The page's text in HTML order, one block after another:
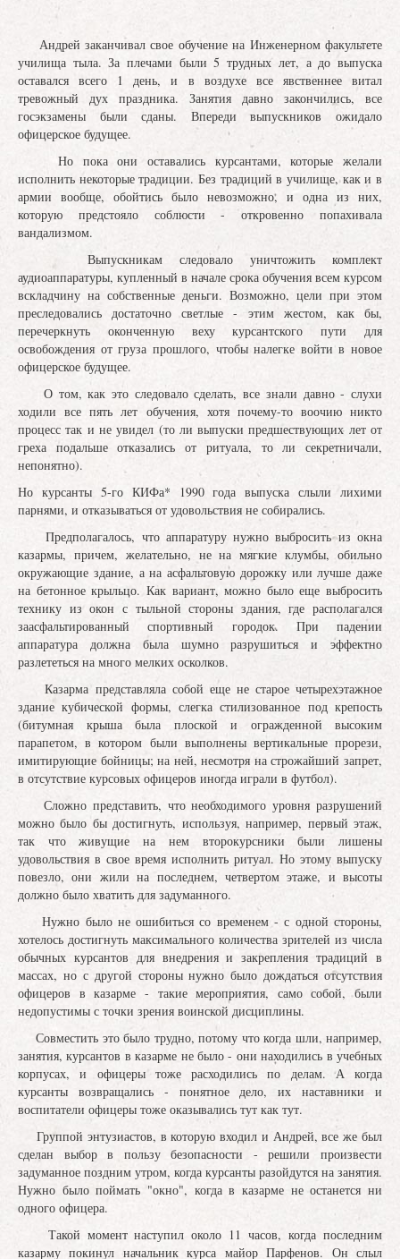
Андрей заканчивал свое обучение на Инженерном факультете
училища тыла. За плечами были 5 трудных лет, а до выпуска
оставался всего 1 день, и в воздухе все явственнее витал
тревожный дух праздника. Занятия давно закончились, все
госэкзамены были сданы. Впереди выпускников ожидало
офицерское будущее.
Но пока они оставались курсантами, которые желали
исполнить некоторые традиции. Без традиций в училище, как и в
армии вообще, обойтись было невозможно, и одна из них,
которую предстояло соблюсти - откровенно попахивала
вандализмом.
Выпускникам следовало уничтожить комплект
аудиоаппаратуры, купленный в начале срока обучения всем курсом
вскладчину на собственные деньги. Возможно, цели при этом
преследовались достаточно светлые - этим жестом, как бы,
перечеркнуть оконченную веху курсантского пути для
освобождения от груза прошлого, чтобы налегке войти в новое
офицерское будущее.
О том, как это следовало сделать, все знали давно - слухи
ходили все пять лет обучения, хотя почему-то воочию никто
процесс так и не увидел (то ли выпуски предшествующих лет от
греха подальше отказались от ритуала, то ли секретничали,
непонятно).
Но курсанты 5-го КИФа* 1990 года выпуска слыли лихими
парнями, и отказываться от удовольствия не собирались.
Предполагалось, что аппаратуру нужно выбросить из окна
казармы, причем, желательно, не на мягкие клумбы, обильно
окружающие здание, а на асфальтовую дорожку или лучше даже
на бетонное крыльцо. Как вариант, можно было еще выбросить
технику из окон с тыльной стороны здания, где располагался
заасфальтированный спортивный городок. При падении
аппаратура должна была шумно разрушиться и эффектно
разлететься на много мелких осколков.
Казарма представляла собой еще не старое четырехэтажное
здание кубической формы, слегка стилизованное под крепость
(битумная крыша была плоской и огражденной высоким
парапетом, в котором были выполнены вертикальные прорези,
имитирующие бойницы; на ней, несмотря на строжайший запрет,
в отсутствие курсовых офицеров иногда играли в футбол).
Сложно представить, что необходимого уровня разрушений
можно было бы достигнуть, используя, например, первый этаж,
так что живущие на нем второкурсники были лишены
удовольствия в свое время исполнить ритуал. Но этому выпуску
повезло, они жили на последнем, четвертом этаже, и высоты
должно было хватить для задуманного.
Нужно было не ошибиться со временем - с одной стороны,
хотелось достигнуть максимального количества зрителей из числа
обычных курсантов для внедрения и закрепления традиций в
массах, но с другой стороны нужно было дождаться отсутствия
офицеров в казарме - такие мероприятия, само собой, были
недопустимы с точки зрения воинской дисциплины.
Совместить это было трудно, потому что когда шли, например,
занятия, курсантов в казарме не было - они находились в учебных
корпусах, и офицеры тоже расходились по делам. А когда
курсанты возвращались - понятное дело, их наставники и
воспитатели офицеры тоже оказывались тут как тут.
Группой энтузиастов, в которую входил и Андрей, все же был
сделан выбор в пользу безопасности - решили произвести
задуманное поздним утром, когда курсанты разойдутся на занятия.
Нужно было поймать "окно", когда в казарме не останется ни
одного офицера.
Такой момент наступил около 11 часов, когда последним
казарму покинул начальник курса майор Парфенов. Он слыл